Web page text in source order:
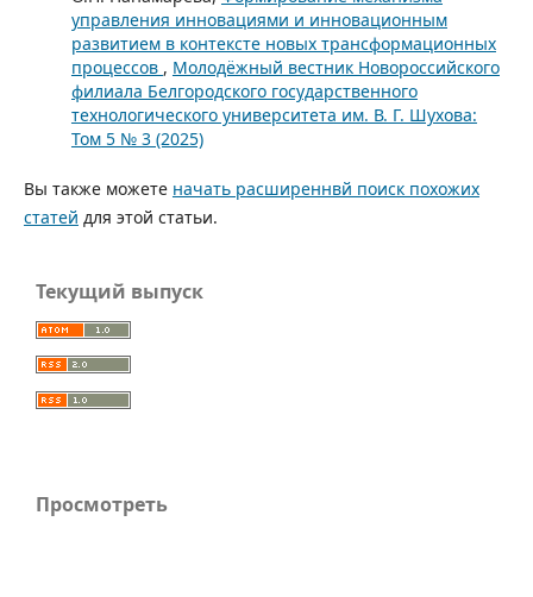
управления инновациями и инновационным
развитием в контексте новых трансформационных
процессов , Молодёжный вестник Новороссийского
филиала Белгородского государственного
технологического университета им. В. Г. Шухова:
Том 5 № 3 (2025)
Вы также можете начать расширеннвй поиск похожих
статей для этой статьи.
Текущий выпуск
Просмотреть